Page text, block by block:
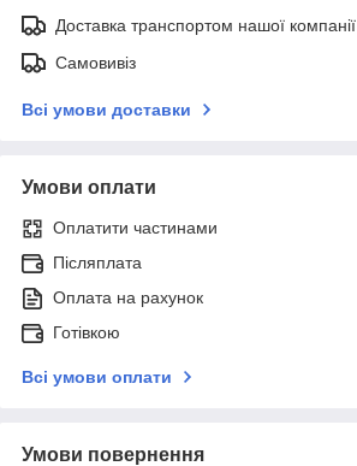
Доставка транспортом нашої компанії
Самовивіз
Всі умови доставки
Умови оплати
Оплатити частинами
Післяплата
Оплата на рахунок
Готівкою
Всі умови оплати
Умови повернення